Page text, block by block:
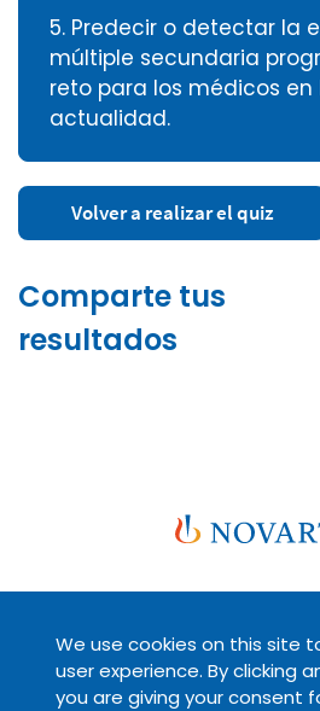
5. Predecir o detectar la
múltiple secundaria
reto para los médicos en
actualidad.
Volver a realizar el quiz
Comparte tus
resultados
Legal
Políticas de
We use cookies on this site
user experience. By clicking
you are giving your consent